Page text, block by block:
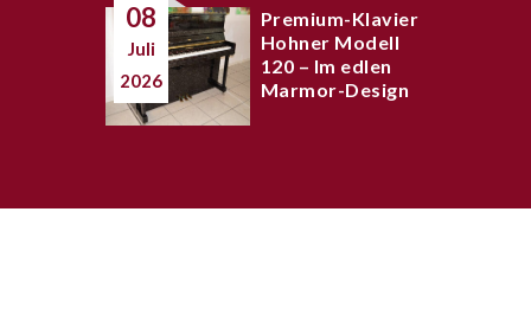
08
Juli
2026
Premium-Klavier
Hohner Modell
120 – Im edlen
Marmor-Design